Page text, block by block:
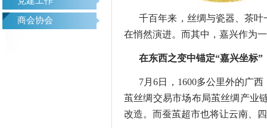
商会协会
千百年来，丝绸与瓷器、茶
在悄然演进。而其中，嘉兴作为
在东西之变中锚定“嘉兴坐标”
7月6日， 1600多公里外的广西
茧丝绸交易市场布局茧丝绸产业
改造。而蚕茧超市也将让云南、